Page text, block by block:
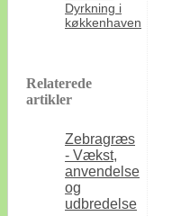
Dyrkning i
køkkenhaven
Relaterede
artikler
Zebragræs
- Vækst,
anvendelse
og
udbredelse